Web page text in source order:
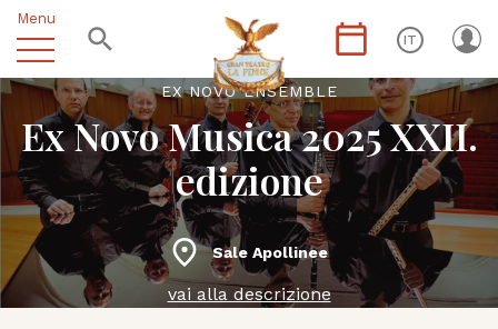
Menu
IT
EX NOVO ENSEMBLE
Ex Novo Musica 2025 XXII.
edizione
Sale Apollinee
vai alla descrizione